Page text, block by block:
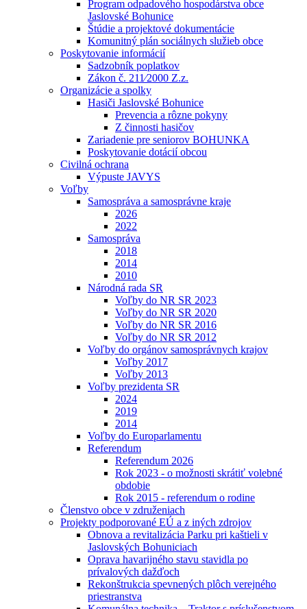
Program odpadového hospodárstva obce
Jaslovské Bohunice
Štúdie a projektové dokumentácie
Komunitný plán sociálnych služieb obce
Poskytovanie informácií
Sadzobník poplatkov
Zákon č. 211⁄2000 Z.z.
Organizácie a spolky
Hasiči Jaslovské Bohunice
Prevencia a rôzne pokyny
Z činnosti hasičov
Zariadenie pre seniorov BOHUNKA
Poskytovanie dotácií obcou
Civilná ochrana
Výpuste JAVYS
Voľby
Samospráva a samosprávne kraje
2026
2022
Samospráva
2018
2014
2010
Národná rada SR
Voľby do NR SR 2023
Voľby do NR SR 2020
Voľby do NR SR 2016
Voľby do NR SR 2012
Voľby do orgánov samosprávnych krajov
Voľby 2017
Voľby 2013
Voľby prezidenta SR
2024
2019
2014
Voľby do Europarlamentu
Referendum
Referendum 2026
Rok 2023 - o možnosti skrátiť volebné
obdobie
Rok 2015 - referendum o rodine
Členstvo obce v združeniach
Projekty podporované EÚ a z iných zdrojov
Obnova a revitalizácia Parku pri kaštieli v
Jaslovských Bohuniciach
Oprava havarijného stavu stavidla po
prívalových dažďoch
Rekonštrukcia spevnených plôch verejného
priestranstva